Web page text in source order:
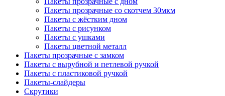
Пакеты прозрачные со скотчем 30мкм
Пакеты с жёстким дном
Пакеты с рисунком
Пакеты с ушками
Пакеты цветной металл
Пакеты прозрачные с замком
Пакеты с вырубной и петлевой ручкой
Пакеты с пластиковой ручкой
Пакеты-слайдеры
Скрутики